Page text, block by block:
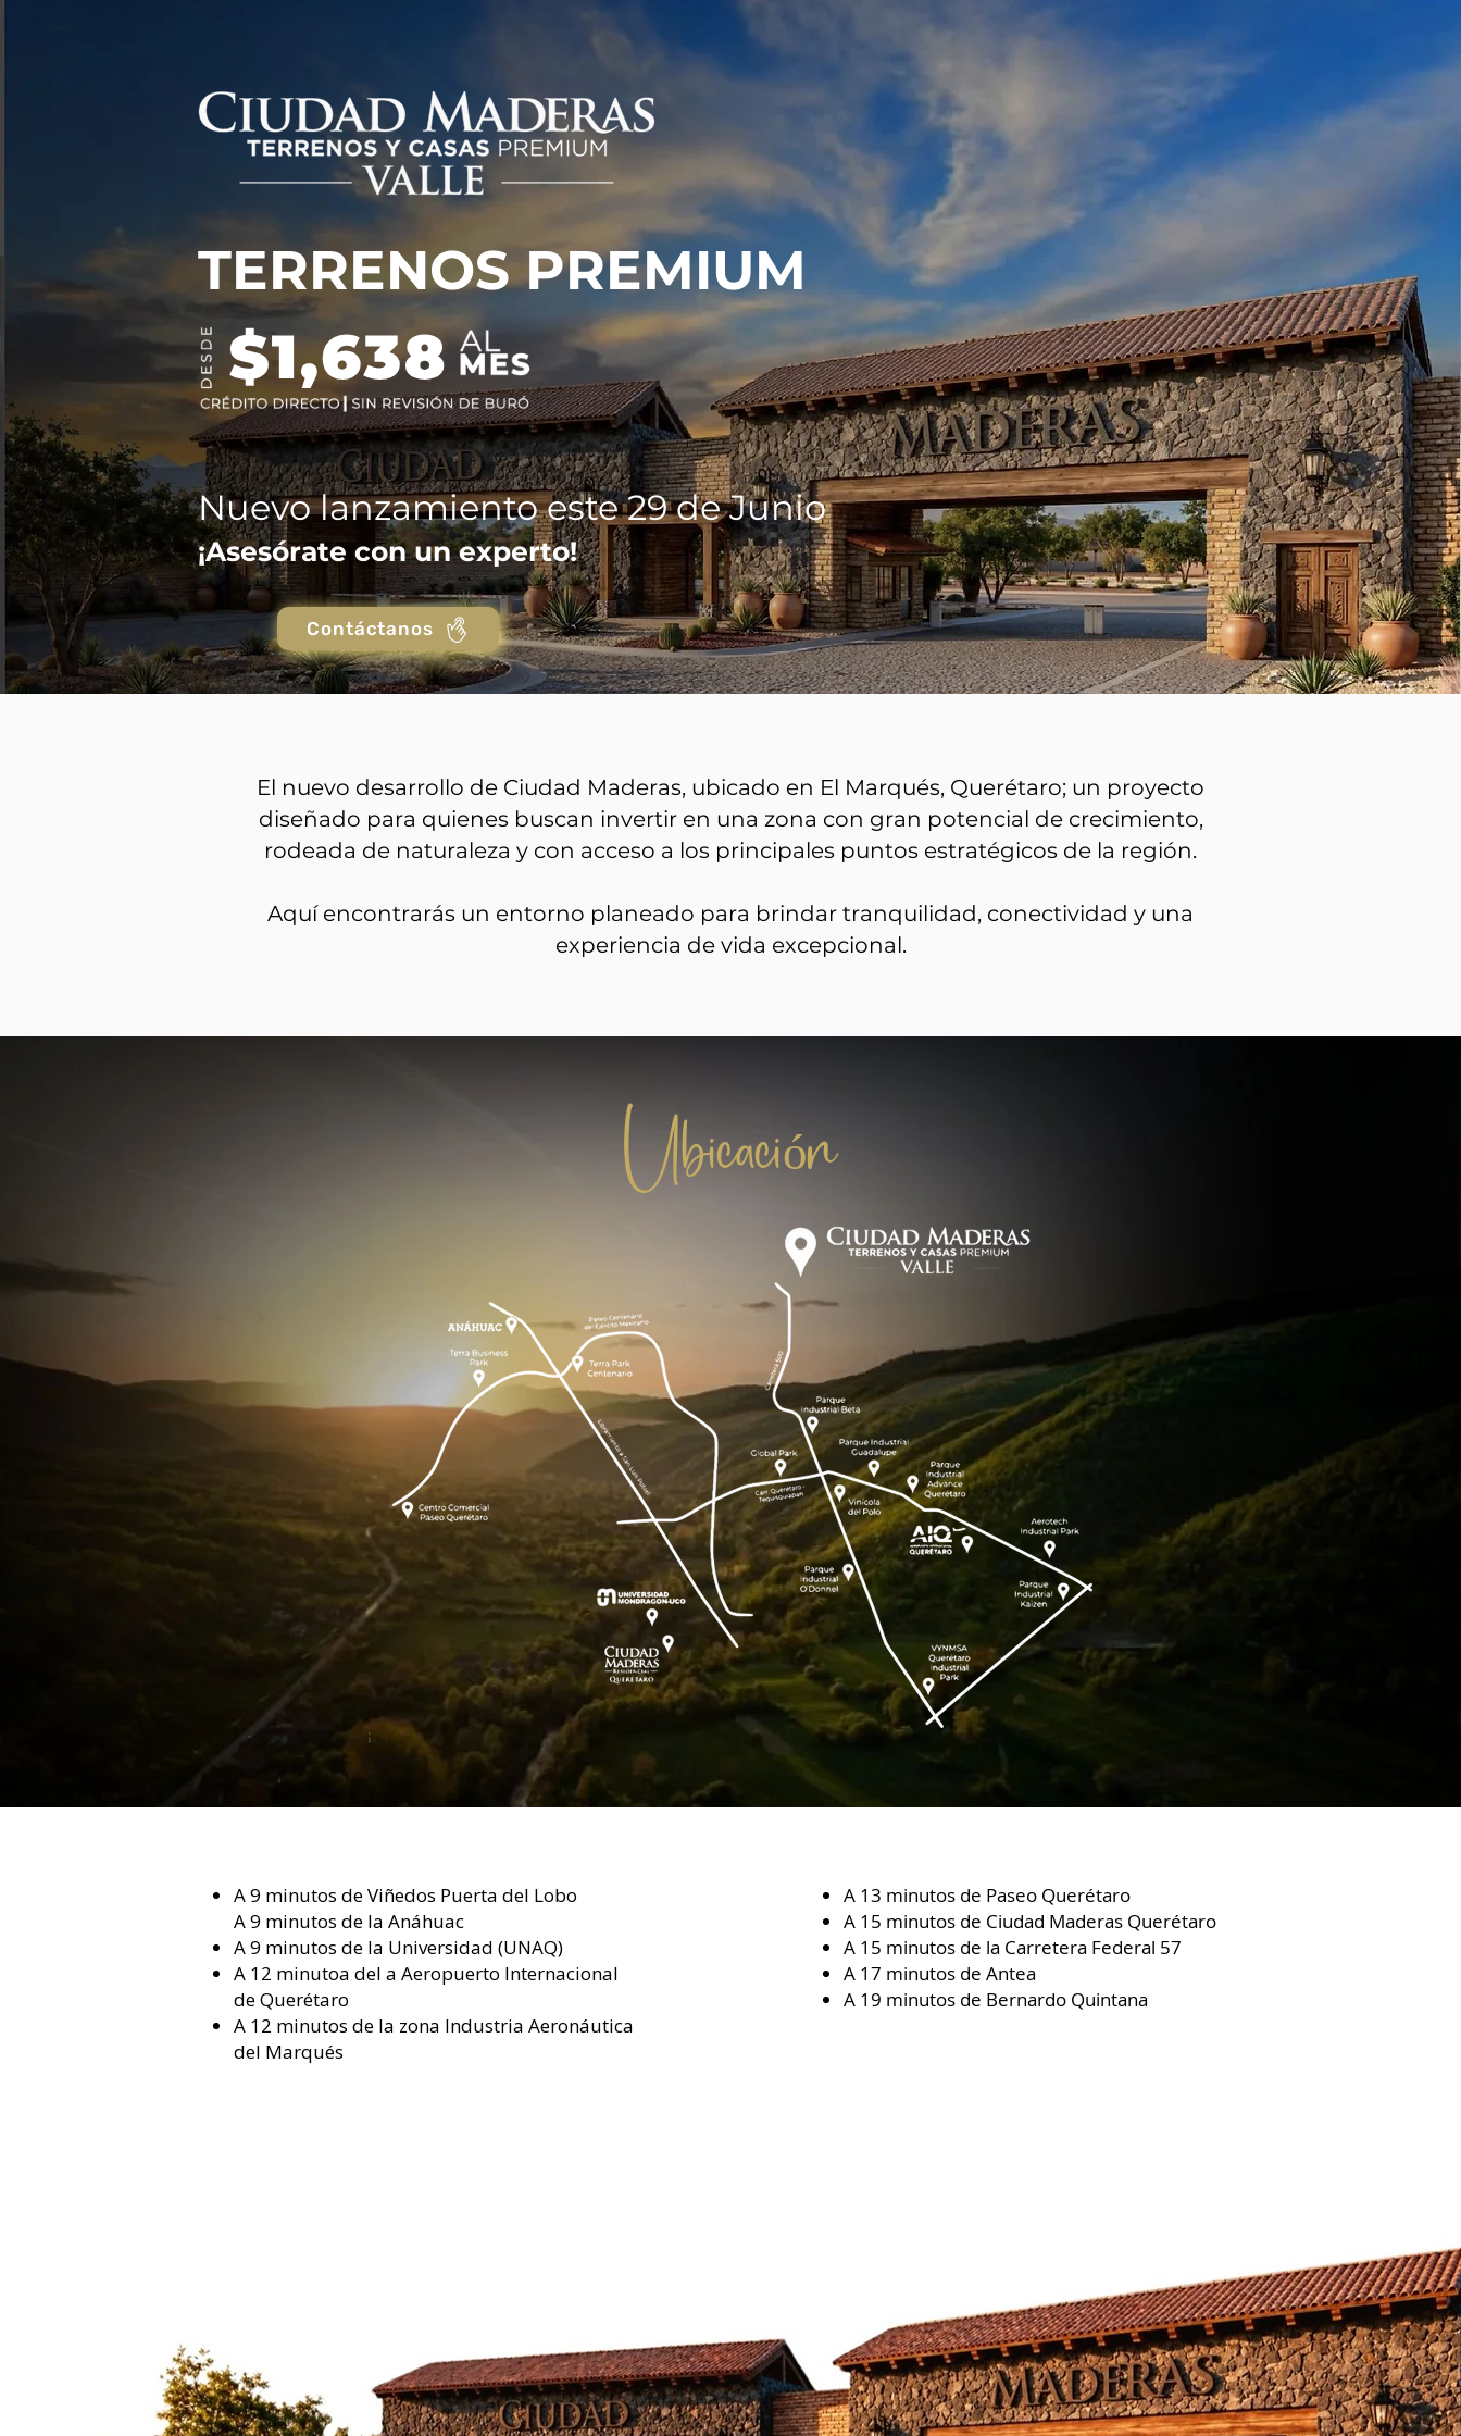
TERRENOS PREMIUM
Nuevo lanzamiento este 29 de Junio
¡Asesórate con un experto!
Contáctanos
El nuevo desarrollo de Ciudad Maderas, ubicado en El Marqués, Querétaro; un proyecto
diseñado para quienes buscan invertir en una zona con gran potencial de crecimiento,
rodeada de naturaleza y con acceso a los principales puntos estratégicos de la región.
Aquí encontrarás un entorno planeado para brindar tranquilidad, conectividad y una
experiencia de vida excepcional.
Ubicación
A 9 minutos de Viñedos Puerta del Lobo
A 9 minutos de la Anáhuac
A 9 minutos de la Universidad (UNAQ)
A 12 minutoa del a Aeropuerto Internacional
de Querétaro
A 12 minutos de la zona Industria Aeronáutica
del Marqués
A 13 minutos de Paseo Querétaro
A 15 minutos de Ciudad Maderas Querétaro
A 15 minutos de la Carretera Federal 57
A 17 minutos de Antea
A 19 minutos de Bernardo Quintana